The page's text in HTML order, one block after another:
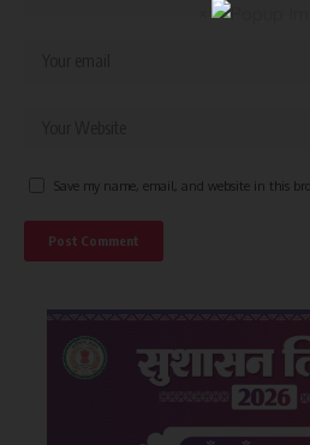
Save my name, email, and website in this